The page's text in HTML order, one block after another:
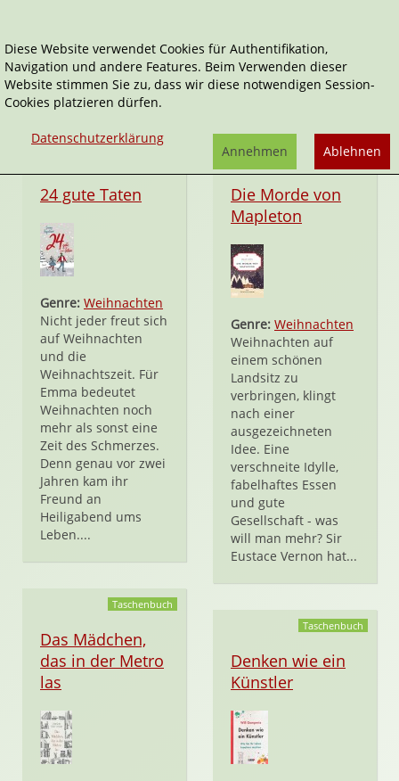
Dumont
24 gute Taten
Genre: Weihnachten
Nicht jeder freut sich
auf Weihnachten
und die
Weihnachtszeit. Für
Emma bedeutet
Weihnachten noch
mehr als sonst eine
Zeit des Schmerzes.
Denn genau vor zwei
Jahren kam ihr
Freund an
Heiligabend ums
Leben....
Hardcover
Die Morde von
Mapleton
Genre: Weihnachten
Weihnachten auf
einem schönen
Landsitz zu
verbringen, klingt
nach einer
ausgezeichneten
Idee. Eine
verschneite Idylle,
fabelhaftes Essen
und gute
Gesellschaft - was
will man mehr? Sir
Eustace Vernon hat...
Taschenbuch
Das Mädchen,
das in der Metro
las
Taschenbuch
Denken wie ein
Künstler
Diese Website verwendet Cookies für Authentifikation,
Navigation und andere Features. Beim Verwenden dieser
Website stimmen Sie zu, dass wir diese notwendigen Session-
Cookies platzieren dürfen.
Datenschutzerklärung
Ablehnen
Annehmen